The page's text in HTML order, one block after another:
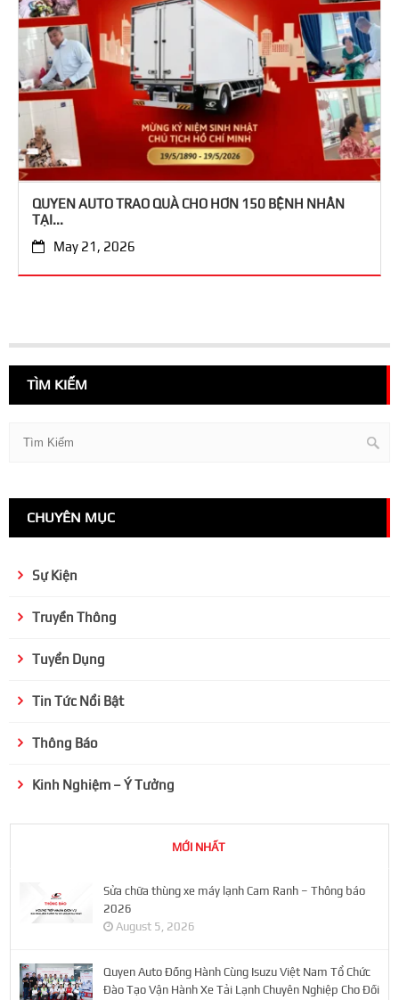
QUYEN AUTO TRAO QUÀ CHO HƠN 150 BỆNH NHÂN
TẠI...
May 21, 2026
TÌM KIẾM
CHUYÊN MỤC
Sự Kiện
Truyền Thông
Tuyển Dụng
Tin Tức Nổi Bật
Thông Báo
Kinh Nghiệm – Ý Tưởng
MỚI NHẤT
Sửa chữa thùng xe máy lạnh Cam Ranh – Thông báo
2026
August 5, 2026
Quyen Auto Đồng Hành Cùng Isuzu Việt Nam Tổ Chức
Đào Tạo Vận Hành Xe Tải Lạnh Chuyên Nghiệp Cho Đối